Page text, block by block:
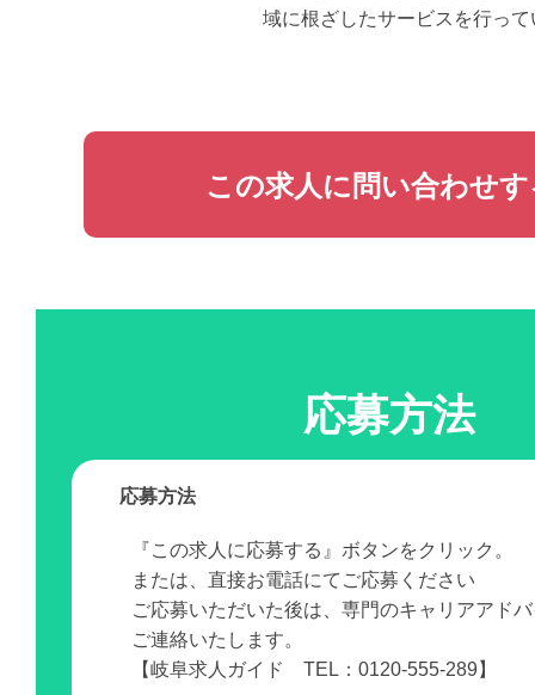
域に根ざしたサービスを行って
この求人に問い合わせ
応募方法
応募方法
『この求人に応募する』ボタンをクリック。
または、直接お電話にてご応募ください
ご応募いただいた後は、専門のキャリアアド
ご連絡いたします。
【岐阜求人ガイド TEL：0120-555-289】